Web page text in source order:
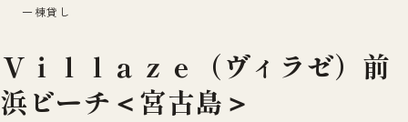
一棟貸し
Ｖｉｌｌａｚｅ（ヴィラゼ）前
浜ビーチ＜宮古島＞